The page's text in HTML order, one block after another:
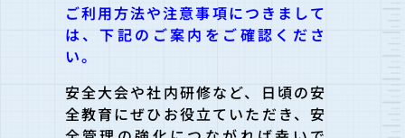
ご利用方法や注意事項につきまして
は、下記のご案内をご確認くださ
い。
安全大会や社内研修など、日頃の安
全教育にぜひお役立ていただき、安